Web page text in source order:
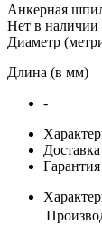
Анкерная
Нет в наличии
Диаметр
Длина (в мм)
-